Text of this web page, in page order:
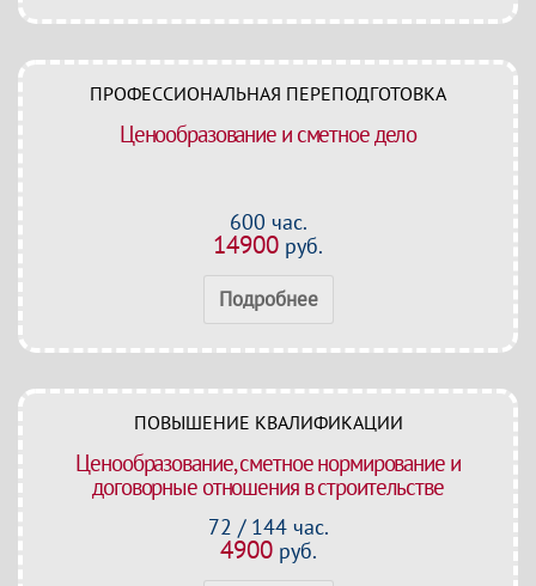
ПРОФЕССИОНАЛЬНАЯ ПЕРЕПОДГОТОВКА
Ценообразование и сметное дело
600 час.
14900 руб.
Подробнее
ПОВЫШЕНИЕ КВАЛИФИКАЦИИ
Ценообразование, сметное нормирование и
договорные отношения в строительстве
72 / 144 час.
4900руб.